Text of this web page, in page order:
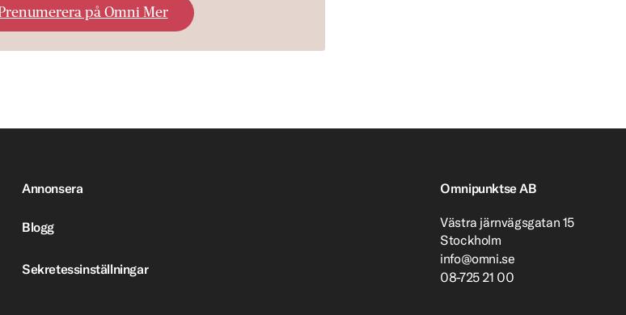
Prenumerera på Omni Mer
Annonsera
Blogg
Sekretessinställningar
Omnipunktse AB
Västra järnvägsgatan 15
Stockholm
info@omni.se
08-725 21 00